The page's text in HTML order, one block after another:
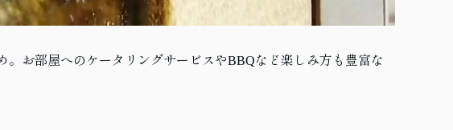
お部屋へのケータリングサービスやBBQなど楽しみ方も豊富な